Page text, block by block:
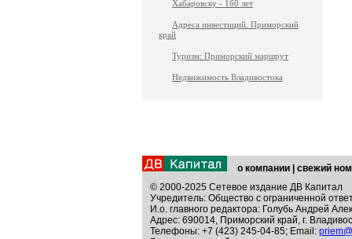
Хабаровску - 160 лет
Адреса инвестиций. Приморский
край
Туризм: Приморский маршрут
Недвижимость Владивостока
о компании
свежий
© 2000-2025 Сетевое издание ДВ Капитал
Учредитель: Общество с ограниченной
И.о. главного редактора: Голубь Андрей
Адрес: 690014, Приморский край, г.
Телефоны: +7 (423) 245-04-85; Email: